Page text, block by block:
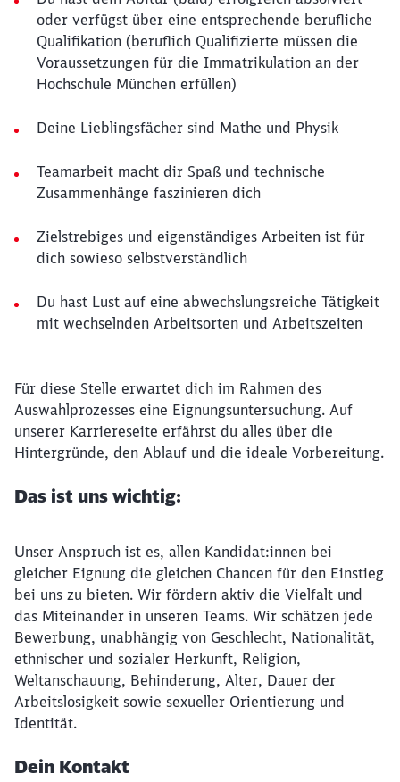
oder verfügst über eine entsprechende berufliche
Qualifikation (beruflich Qualifizierte müssen die
Voraussetzungen für die Immatrikulation an der
Hochschule München erfüllen)
Deine Lieblingsfächer sind Mathe und Physik
Teamarbeit macht dir Spaß und technische
Zusammenhänge faszinieren dich
Zielstrebiges und eigenständiges Arbeiten ist für
dich sowieso selbstverständlich
Du hast Lust auf eine abwechslungsreiche Tätigkeit
mit wechselnden Arbeitsorten und Arbeitszeiten
Für diese Stelle erwartet dich im Rahmen des
Auswahlprozesses eine Eignungsuntersuchung. Auf
unserer Karriereseite erfährst du alles über die
Hintergründe, den Ablauf und die ideale Vorbereitung.
Das ist uns wichtig:
Unser Anspruch ist es, allen Kandidat:innen bei
gleicher Eignung die gleichen Chancen für den Einstieg
bei uns zu bieten. Wir fördern aktiv die Vielfalt und
das Miteinander in unseren Teams. Wir schätzen jede
Bewerbung, unabhängig von Geschlecht, Nationalität,
ethnischer und sozialer Herkunft, Religion,
Weltanschauung, Behinderung, Alter, Dauer der
Arbeitslosigkeit sowie sexueller Orientierung und
Identität.
Dein Kontakt